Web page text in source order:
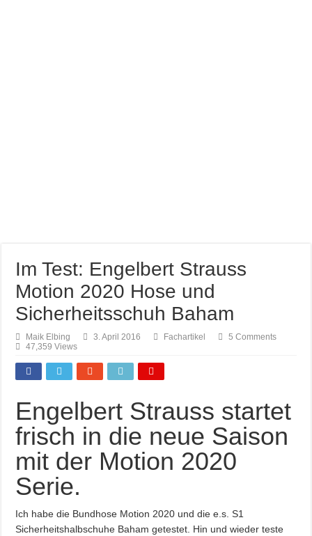
Im Test: Engelbert Strauss
Motion 2020 Hose und
Sicherheitsschuh Baham
Maik Elbing 3. April 2016 Fachartikel
5 Comments
47,359 Views
Engelbert Strauss startet
frisch in die neue Saison
mit der Motion 2020
Serie.
Ich habe die Bundhose Motion 2020 und die e.s. S1
Sicherheitshalbschuhe Baham getestet. Hin und wieder teste